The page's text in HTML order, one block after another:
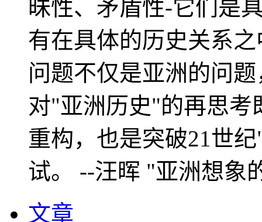
昧性、矛盾性-它们是
有在具体的历史关系
问题不仅是亚洲的问
对"亚洲历史"的再思考
重构，也是突破21世
试。 --汪晖 "亚洲想象
文章